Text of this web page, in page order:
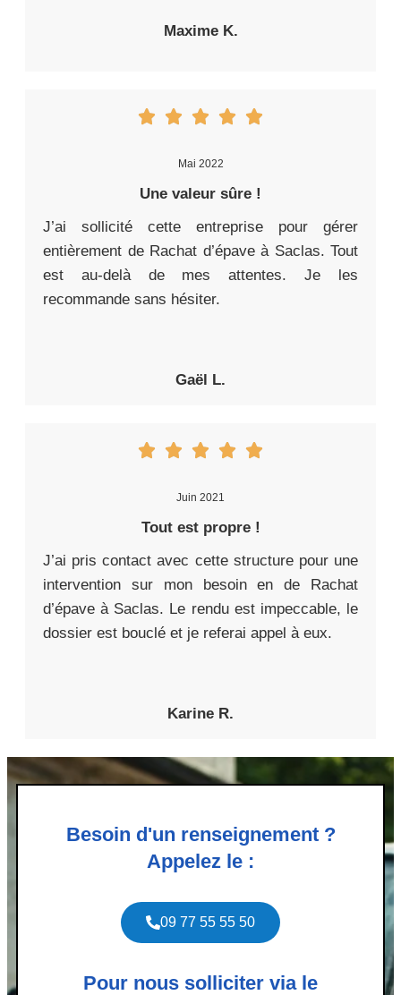
Maxime K.
Mai 2022
Une valeur sûre !
J’ai sollicité cette entreprise pour gérer
entièrement de Rachat d’épave à Saclas. Tout
est au-delà de mes attentes. Je les
recommande sans hésiter.
Gaël L.
Juin 2021
Tout est propre !
J’ai pris contact avec cette structure pour une
intervention sur mon besoin en de Rachat
d’épave à Saclas. Le rendu est impeccable, le
dossier est bouclé et je referai appel à eux.
Karine R.
Besoin d'un renseignement ?
Appelez le :
09 77 55 55 50
Pour nous solliciter via le